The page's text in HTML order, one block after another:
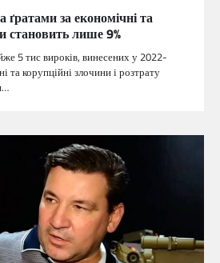
за економічні та
становить лише 9%
5 тис вироків, винесених у 2022-
та корупційні злочини і розтрату